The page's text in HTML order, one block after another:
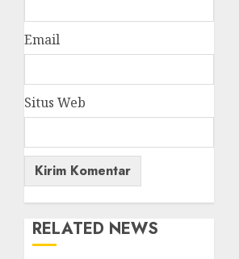
Email
Situs Web
RELATED NEWS